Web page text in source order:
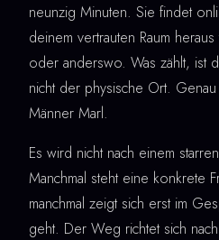
neunzig Minuten. Sie findet
deinem vertrauten Raum
oder anderswo. Was zählt, ist
nicht der physische Ort.
Männer Marl.
Es wird nicht nach einem
Manchmal steht eine konkrete
manchmal zeigt sich erst im
geht. Der Weg richtet sich